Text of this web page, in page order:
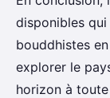
disponibles
bouddhistes
explorer le
horizon à